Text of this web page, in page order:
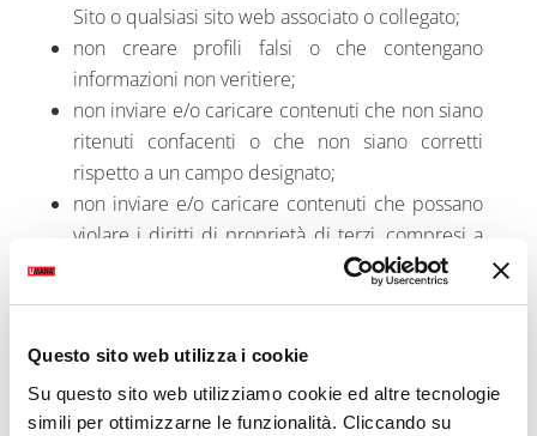
Questo sito web utilizza i cookie
Su questo sito web utilizziamo cookie ed altre tecnologie
simili per ottimizzarne le funzionalità. Cliccando su
Sito o qualsiasi sito web associato o collegato;
non creare profili falsi o che contengano
informazioni non veritiere;
non inviare e/o caricare contenuti che non siano
ritenuti confacenti o che non siano corretti
rispetto a un campo designato;
non inviare e/o caricare contenuti che possano
violare i diritti di proprietà di terzi, compresi a
titolo esplicativo e non esaustivo, il diritto di
diritto di divulgare;
non utilizzare gli strumenti e i servizi messi a
disposizione da Umana per finalità illecite.